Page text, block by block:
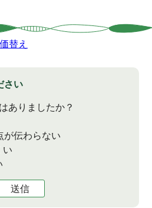
替え
さい
ありましたか？
が伝わらない
い
送信